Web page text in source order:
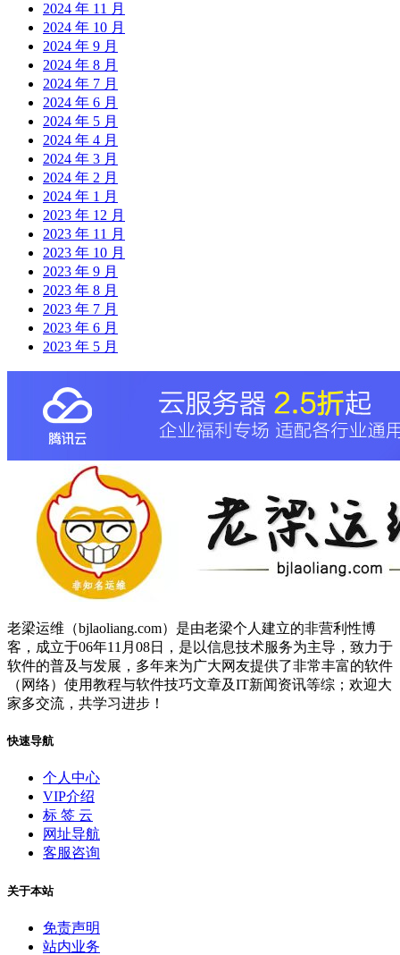
2024 年 11 月
2024 年 10 月
2024 年 9 月
2024 年 8 月
2024 年 7 月
2024 年 6 月
2024 年 5 月
2024 年 4 月
2024 年 3 月
2024 年 2 月
2024 年 1 月
2023 年 12 月
2023 年 11 月
2023 年 10 月
2023 年 9 月
2023 年 8 月
2023 年 7 月
2023 年 6 月
2023 年 5 月
老梁运维（bjlaoliang.com）是由老梁个人建立的非营利性博
客，成立于06年11月08日，是以信息技术服务为主导，致力于
软件的普及与发展，多年来为广大网友提供了非常丰富的软件
（网络）使用教程与软件技巧文章及IT新闻资讯等综；欢迎大
家多交流，共学习进步！
快速导航
个人中心
VIP介绍
标 签 云
网址导航
客服咨询
关于本站
免责声明
站内业务